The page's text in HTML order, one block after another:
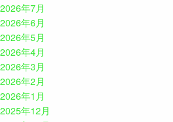
2026年7月
2026年6月
2026年5月
2026年4月
2026年3月
2026年2月
2026年1月
2025年12月